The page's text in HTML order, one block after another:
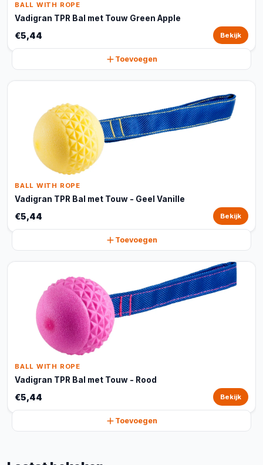
BALL WITH ROPE
Vadigran TPR Bal met Touw Green Apple
€5,44 Bekijk
Toevoegen
BALL WITH ROPE
Vadigran TPR Bal met Touw - Geel Vanille
€5,44 Bekijk
Toevoegen
BALL WITH ROPE
Vadigran TPR Bal met Touw - Rood
€5,44 Bekijk
Toevoegen